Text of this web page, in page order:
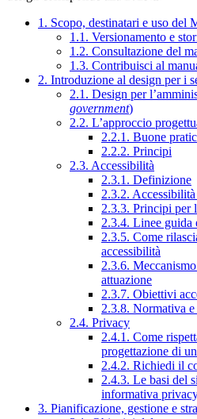
1. Scopo, destinatari e uso del
1.1. Versionamento e
1.2. Consultazione del
1.3. Contribuisci al
2. Introduzione al design per i
2.1. Design per
government)
2.2. L’approccio
2.2.1. Buone
2.2.2. Principi
2.3. Accessibilità
2.3.1. Definizione
2.3.2.
2.3.3. Principi per
2.3.4. Linee guida
2.3.5. Come
accessibilità
2.3.6.
attuazione
2.3.7. Obiettivi
2.3.8. Normativa
2.4. Privacy
2.4.1. Come
progettazione di
2.4.2. Richiedi il
2.4.3. Le basi del
informativa
3. Pianificazione, gestione e